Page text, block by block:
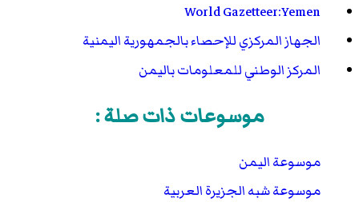
World Gazetteer:Yemen
الجهاز المركزي للإحصاء بالجمهورية اليمنية
المركز الوطني للمعلومات باليمن
موسوعات ذات صلة :
موسوعة اليمن
موسوعة شبه الجزيرة العربية